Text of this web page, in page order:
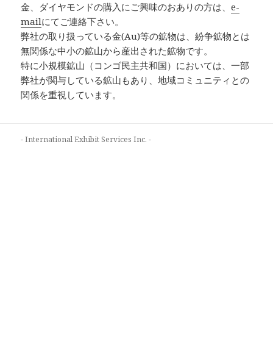
金、ダイヤモンドの購入にご興味のおありの方は、e-
mailにてご連絡下さい。
弊社の取り扱っている金(Au)等の鉱物は、紛争鉱物とは
無関係な中小の鉱山から産出された鉱物です。
特に小規模鉱山（コンゴ民主共和国）においては、一部
弊社が関与している鉱山もあり、地域コミュニティとの
関係を重視しています。
- International Exhibit Services Inc. -